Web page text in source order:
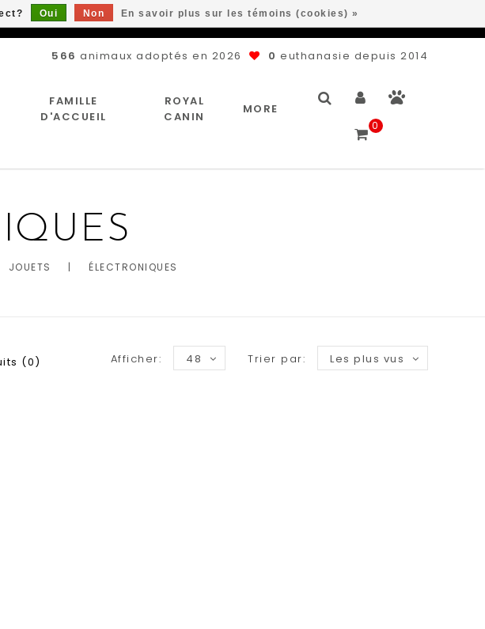
566 animaux adoptés en 2026 0 euthanasie depuis 2014
FAMILLE
D'ACCUEIL
ROYAL
CANIN
MORE
0
JOUETS | ÉLECTRONIQUES
(0) Trier par: Les plus vus
Afficher: 48
Oui Non En savoir plus sur les témoins (cookies) »
de 89$*